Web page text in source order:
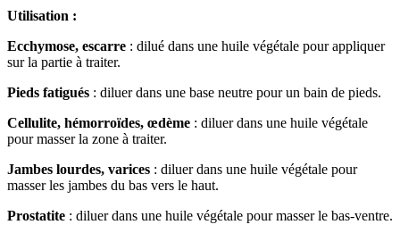
Utilisation :
Ecchymose, escarre : dilué dans une huile végétale pour appliquer
sur la partie à traiter.
Pieds fatigués : diluer dans une base neutre pour un bain de pieds.
Cellulite, hémorroïdes, œdème : diluer dans une huile végétale
pour masser la zone à traiter.
Jambes lourdes, varices : diluer dans une huile végétale pour
masser les jambes du bas vers le haut.
Prostatite : diluer dans une huile végétale pour masser le bas-ventre.